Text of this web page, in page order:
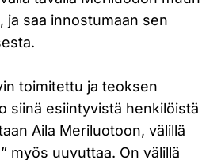
ja saa innostumaan sen
toimitettu ja teoksen
siinä esiintyvistä henkilöistä
Aila Meriluotoon, välillä
myös uuvuttaa. On välillä